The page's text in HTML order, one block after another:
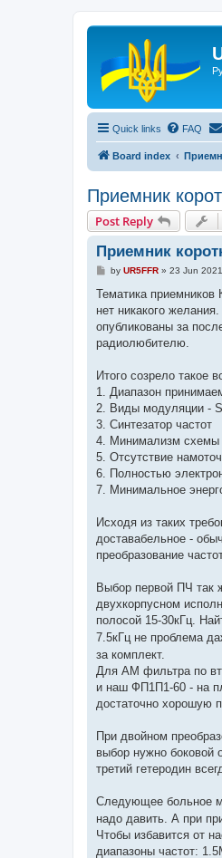
Quick links FAQ
Board index
Приемник
Post Reply
Приемник
P
s
by UR5FFR» 23 Jun
Тематика приемников
нет никакого
опубликованы за
радиолюбителю.
Итого созрело такое
1. Диапазон
2. Виды модуляции -
3. Синтезатор частот
4. Минимализм схемы
5. Отсутствие
6. Полностью
7. Минимальное
Исходя из таких
доставабельное -
преобразование
Выбор первой ПЧ так
двухкорпусном
полосой 15-30кГц.
7.5кГц не проблема
за комплект.
Для АМ фильтра по
и наш ФП1П1-60 - на
достаточно хорошую
При двойном
выбор нужно боковой
третий гетеродин
Следующее больное
надо давить. А при
Чтобы избавится от
диапазоны частот: